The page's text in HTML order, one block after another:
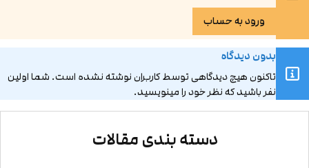
ورود به حساب
بدون دیدگاه
تاکنون هیچ دیدگاهی توسط کاربران نوشته نشده است. شما اولین
نفر باشید که نظر خود را مینویسید.
دسته بندی مقالات